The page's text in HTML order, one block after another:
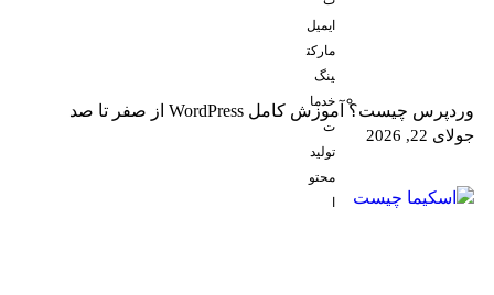
ایمیل
مارکت
ینگ
خدما
ت
تولید
محتو
وردپرس چیست؟ آموزش کامل WordPress از صفر تا صد
جولای 22, 2026